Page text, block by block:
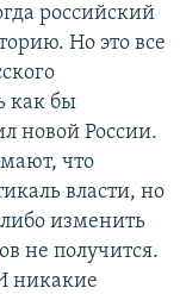
российский
Но это все
как бы
новой России.
что
власти, но
изменить
не получится.
никакие